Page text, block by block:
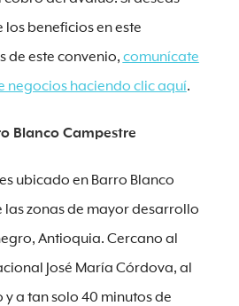
beneficios en este
de este convenio, comunícate
negocios haciendo clic aquí.
Blanco Campestre
ubicado en Barro Blanco
las zonas de mayor desarrollo
Antioquia. Cercano al
José María Córdova, al
a tan solo 40 minutos de